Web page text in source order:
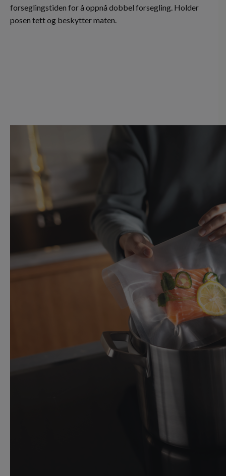
forseglingstiden for å oppnå dobbel forsegling. Holder
posen tett og beskytter maten.